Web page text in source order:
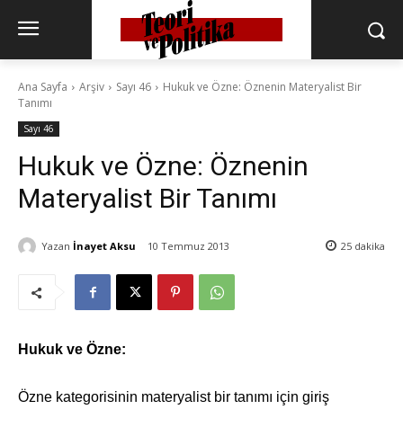
Ana Sayfa Arşiv Sayı 46
Hukuk ve Özne: Öznenin Materyalist Bir
Tanımı
Sayı 46
Hukuk ve Özne: Öznenin
Materyalist Bir Tanımı
Yazan İnayet Aksu 10 Temmuz 2013 25 dakika
Hukuk ve Özne:
Özne kategorisinin materyalist bir tanımı için giriş